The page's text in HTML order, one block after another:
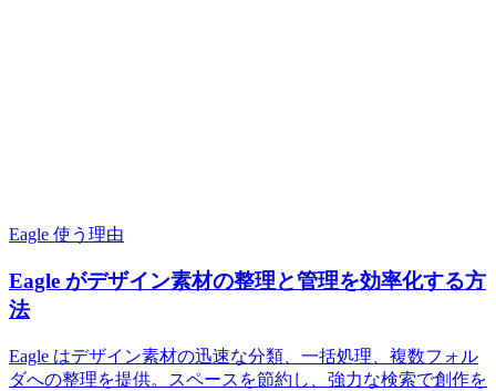
Eagle 使う理由
Eagle がデザイン素材の整理と管理を効率化する方
法
Eagle はデザイン素材の迅速な分類、一括処理、複数フォル
ダへの整理を提供。スペースを節約し、強力な検索で創作を